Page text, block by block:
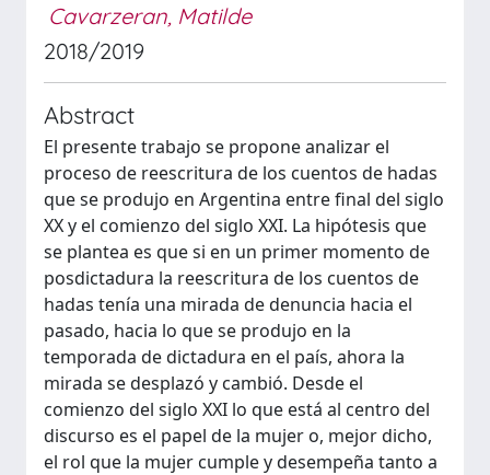
Cavarzeran, Matilde
2018/2019
Abstract
El presente trabajo se propone analizar el
proceso de reescritura de los cuentos de hadas
que se produjo en Argentina entre final del siglo
XX y el comienzo del siglo XXI. La hipótesis que
se plantea es que si en un primer momento de
posdictadura la reescritura de los cuentos de
hadas tenía una mirada de denuncia hacia el
pasado, hacia lo que se produjo en la
temporada de dictadura en el país, ahora la
mirada se desplazó y cambió. Desde el
comienzo del siglo XXI lo que está al centro del
discurso es el papel de la mujer o, mejor dicho,
el rol que la mujer cumple y desempeña tanto a